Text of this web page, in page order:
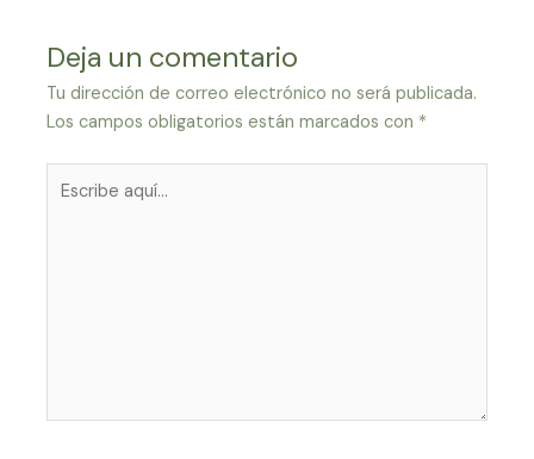
Deja un comentario
Tu dirección de correo electrónico no será publicada.
Los campos obligatorios están marcados con *